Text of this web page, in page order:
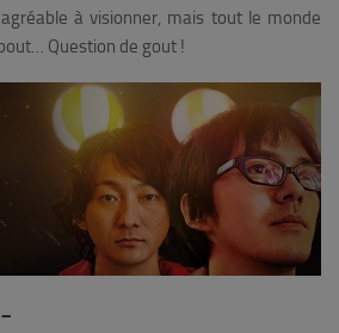
à visionner, mais tout le monde
Question de gout !